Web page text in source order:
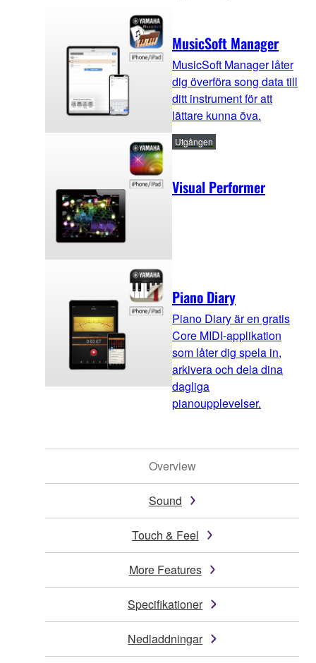
MusicSoft Manager
MusicSoft Manager låter
dig överföra song data till
ditt instrument för att
lättare kunna öva.
Visual Performer
Utgången
Piano Diary
Piano Diary är en gratis
Core MIDI-applikation
som låter dig spela in,
arkivera och dela dina
dagliga
pianoupplevelser.
Overview
Sound
Touch & Feel
More Features
Specifikationer
Nedladdningar